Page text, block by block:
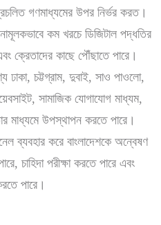
গণমাধ্যমের উপর নির্ভর করত।
কম খরচে ডিজিটাল পদ্ধতির
ক্রেতাদের কাছে পৌঁছাতে পারে।
ঢাকা, চট্টগ্রাম, দুবাই, সাও পাওলো,
সামাজিক যোগাযোগ মাধ্যম,
মাধ্যমে উপস্থাপন করতে পারে।
ব্যবহার করে বাংলাদেশকে অন্বেষণ
চাহিদা পরীক্ষা করতে পারে এবং
পারে।